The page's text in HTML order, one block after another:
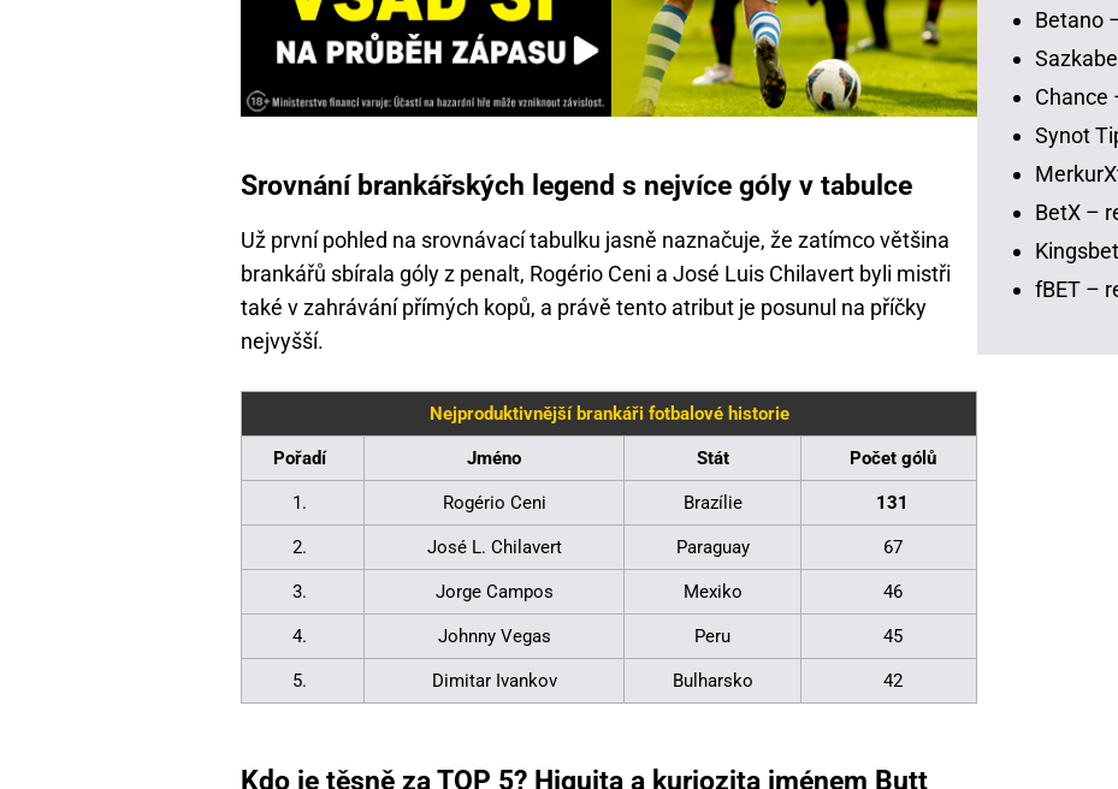
Srovnání brankářských legend s nejvíce góly v tabulce
Už první pohled na srovnávací tabulku jasně naznačuje, že zatímco většina
brankářů sbírala góly z penalt, Rogério Ceni a José Luis Chilavert byli mistři
také v zahrávání přímých kopů, a právě tento atribut je posunul na příčky
nejvyšší.
Nejproduktivnější brankáři fotbalové historie
Pořadí Jméno Stát Počet gólů
1. Rogério Ceni Brazílie 131
2. José L. Chilavert Paraguay 67
3. Jorge Campos Mexiko 46
4. Johnny Vegas Peru 45
5. Dimitar Ivankov Bulharsko 42
Kdo je těsně za TOP 5? Higuita a kuriozita jménem Butt
Betano
Chance
Synot
BetX –
fBET –